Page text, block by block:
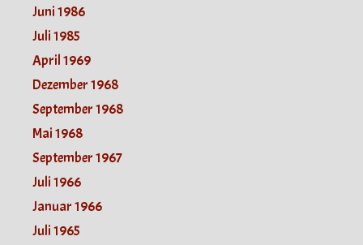
Juni 1986
Juli 1985
April 1969
Dezember 1968
September 1968
Mai 1968
September 1967
Juli 1966
Januar 1966
Juli 1965